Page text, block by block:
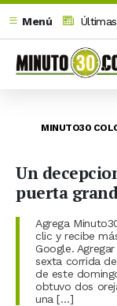
Menú
MINUTO30
Un
puerta
Agrega
clic y recibe
Google.
sexta corrida
de este
obtuvo dos
una […]